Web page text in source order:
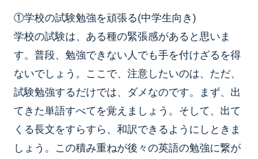
①学校の試験勉強を頑張る(中学生向き)
学校の試験は、ある種の緊張感があると思いま
す。普段、勉強できない人でも手を付けざるを得
ないでしょう。ここで、注意したいのは、ただ、
試験勉強するだけでは、ダメなのです。まず、出
てきた単語すべてを覚えましょう。そして、出て
くる長文をすらすら、和訳できるようにしときま
しょう。この積み重ねが後々の英語の勉強に繋が